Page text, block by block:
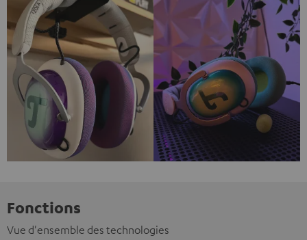
Fonctions
Vue d'ensemble des technologies